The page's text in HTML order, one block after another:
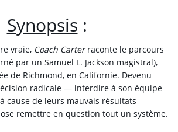
Synopsis :
vraie, Coach Carterraconte le parcours
par un Samuel L. Jackson magistral),
de Richmond, en Californie. Devenu
radicale — interdire à son équipe
cause de leurs mauvais résultats
remettre en question tout un système.